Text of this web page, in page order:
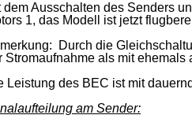
dem Ausschalten des Senders
1, das Modell ist jetzt
Durch die
Stromaufnahme als mit ehemals
Leistung des BEC ist mit
am Sender: